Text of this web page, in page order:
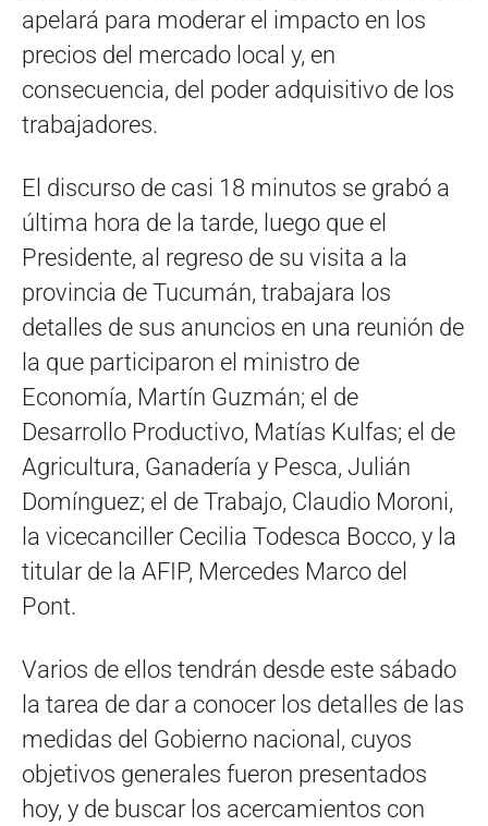
apelará para moderar el impacto en los
precios del mercado local y, en
consecuencia, del poder adquisitivo de los
trabajadores.
El discurso de casi 18 minutos se grabó a
última hora de la tarde, luego que el
Presidente, al regreso de su visita a la
provincia de Tucumán, trabajara los
detalles de sus anuncios en una reunión de
la que participaron el ministro de
Economía, Martín Guzmán; el de
Desarrollo Productivo, Matías Kulfas; el de
Agricultura, Ganadería y Pesca, Julián
Domínguez; el de Trabajo, Claudio Moroni,
la vicecanciller Cecilia Todesca Bocco, y la
titular de la AFIP, Mercedes Marco del
Pont.
Varios de ellos tendrán desde este sábado
la tarea de dar a conocer los detalles de las
medidas del Gobierno nacional, cuyos
objetivos generales fueron presentados
hoy, y de buscar los acercamientos con